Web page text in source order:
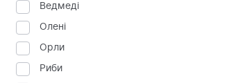
Ведмеді
Олені
Орли
Риби